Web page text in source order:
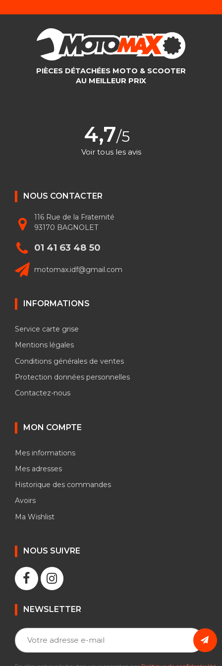
PIÈCES DÉTACHÉES MOTO & SCOOTER
AU MEILLEUR PRIX
4,7/5
Voir tous les avis
NOUS CONTACTER
116 Rue de la Fraternité
93170 BAGNOLET
01 41 63 48 50
motomax.idf@gmail.com
INFORMATIONS
Service carte grise
Mentions légales
Conditions générales de ventes
Protection données personnelles
Contactez-nous
MON COMPTE
Mes informations
Mes adresses
Historique des commandes
Avoirs
Ma Wishlist
NOUS SUIVRE
NEWSLETTER